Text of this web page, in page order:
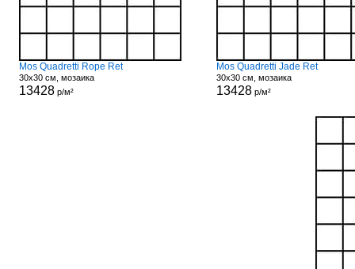
Mos Quadretti Rope Ret
30x30 см, мозаика
13428р/м²
Mos Quadretti Jade Ret
30x30 см, мозаика
13428р/м²